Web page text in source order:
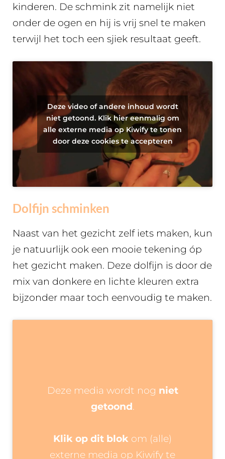
kinderen. De schmink zit namelijk niet
onder de ogen en hij is vrij snel te maken
terwijl het toch een sjiek resultaat geeft.
Deze video of andere inhoud wordt
niet getoond. Klik hier eenmalig om
alle externe media op Kiwify te tonen
door deze cookies te accepteren
Dolfijn schminken
Naast van het gezicht zelf iets maken, kun
je natuurlijk ook een mooie tekening óp
het gezicht maken. Deze dolfijn is door de
mix van donkere en lichte kleuren extra
bijzonder maar toch eenvoudig te maken.
Deze media wordt nog niet
getoond.
Klik op dit blok om (alle)
externe media op Kiwify te